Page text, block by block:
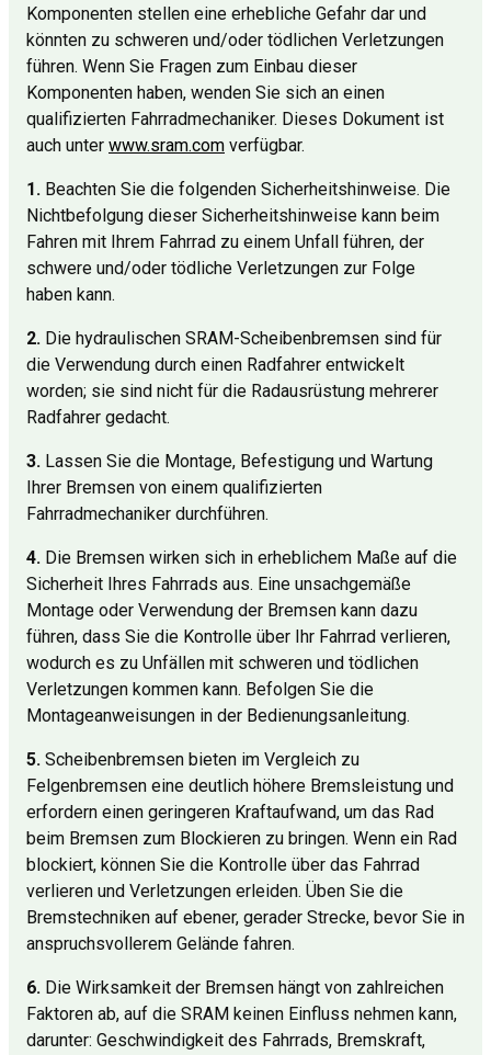
Komponenten stellen eine erhebliche Gefahr dar und
könnten zu schweren und/oder tödlichen Verletzungen
führen. Wenn Sie Fragen zum Einbau dieser
Komponenten haben, wenden Sie sich an einen
qualifizierten Fahrradmechaniker. Dieses Dokument ist
auch unter www.sram.com verfügbar.
1. Beachten Sie die folgenden Sicherheitshinweise. Die
Nichtbefolgung dieser Sicherheitshinweise kann beim
Fahren mit Ihrem Fahrrad zu einem Unfall führen, der
schwere und/oder tödliche Verletzungen zur Folge
haben kann.
2. Die hydraulischen SRAM-Scheibenbremsen sind für
die Verwendung durch einen Radfahrer entwickelt
worden; sie sind nicht für die Radausrüstung mehrerer
Radfahrer gedacht.
3. Lassen Sie die Montage, Befestigung und Wartung
Ihrer Bremsen von einem qualifizierten
Fahrradmechaniker durchführen.
4. Die Bremsen wirken sich in erheblichem Maße auf die
Sicherheit Ihres Fahrrads aus. Eine unsachgemäße
Montage oder Verwendung der Bremsen kann dazu
führen, dass Sie die Kontrolle über Ihr Fahrrad verlieren,
wodurch es zu Unfällen mit schweren und tödlichen
Verletzungen kommen kann. Befolgen Sie die
Montageanweisungen in der Bedienungsanleitung.
5. Scheibenbremsen bieten im Vergleich zu
Felgenbremsen eine deutlich höhere Bremsleistung und
erfordern einen geringeren Kraftaufwand, um das Rad
beim Bremsen zum Blockieren zu bringen. Wenn ein Rad
blockiert, können Sie die Kontrolle über das Fahrrad
verlieren und Verletzungen erleiden. Üben Sie die
Bremstechniken auf ebener, gerader Strecke, bevor Sie in
anspruchsvollerem Gelände fahren.
6. Die Wirksamkeit der Bremsen hängt von zahlreichen
Faktoren ab, auf die SRAM keinen Einfluss nehmen kann,
darunter: Geschwindigkeit des Fahrrads, Bremskraft,